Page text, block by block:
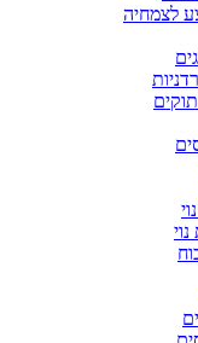
לצמחיה